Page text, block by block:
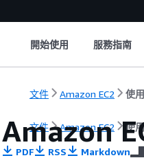
開始使用 服務指南
文件 Amazon EC2 使
文件 Amazon EC2 使
Amazon
PDF RSS Markdown